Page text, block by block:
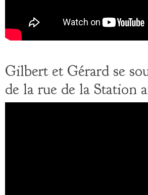
Gilbert et Gérard se
de la rue de la Station